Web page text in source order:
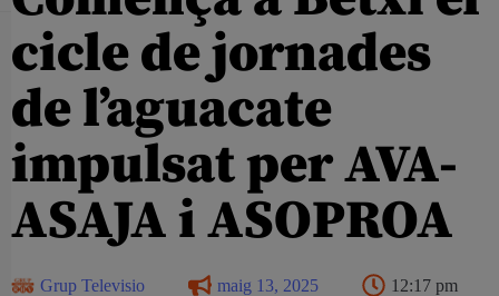
cicle de jornades
de l’aguacate
impulsat per AVA-
ASAJA i ASOPROA
Grup Televisio maig 13, 2025 12:17 pm